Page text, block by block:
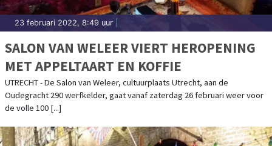
23 februari 2022, 8:49 uur
SALON VAN WELEER VIERT HEROPENING
MET APPELTAART EN KOFFIE
UTRECHT - De Salon van Weleer, cultuurplaats Utrecht, aan de
Oudegracht 290 werfkelder, gaat vanaf zaterdag 26 februari weer voor
de volle 100 [...]